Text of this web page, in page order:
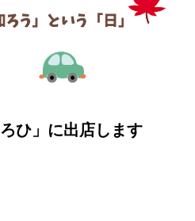
ひ」に出店します